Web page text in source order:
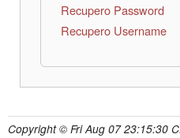
Recupero Password
Recupero Username
Copyright © Fri Aug 07 23:15:30